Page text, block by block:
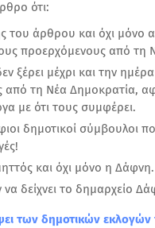
ότι:
άρθρου και όχι μόνο
προερχόμενους από τη
ξέρει μέχρι και την
τη Νέα Δημοκρατία,
με ότι τους συμφέρει.
δημοτικοί σύμβουλοι
και όχι μόνο η Δάφνη.
δείχνει το δημαρχείο
των δημοτικών